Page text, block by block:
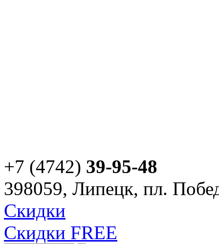
+7 (4742) 39-95-48
398059, Липецк, пл.
Скидки
Скидки FREE